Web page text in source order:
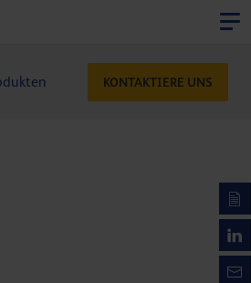
KONTAKTIERE UNS